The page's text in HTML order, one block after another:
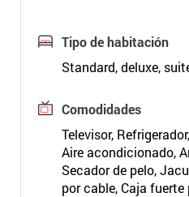
Tipo de habitación
Standard, deluxe,
Comodidades
Televisor,
Aire acondicionado,
Secador de pelo,
por cable, Caja fuerte